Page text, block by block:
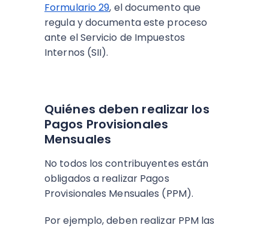
Formulario 29, el documento que
regula y documenta este proceso
ante el Servicio de Impuestos
Internos (SII).
Quiénes deben realizar los
Pagos Provisionales
Mensuales
No todos los contribuyentes están
obligados a realizar Pagos
Provisionales Mensuales (PPM).
Por ejemplo, deben realizar PPM las